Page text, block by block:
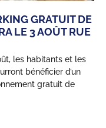
GRATUIT DE
LE 3 AOÛT RUE
les habitants et les
bénéficier d’un
gratuit de